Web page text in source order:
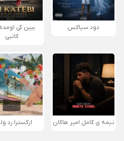
دود سیاکس
ببین کی
کاتبی
نیمه ی کامل امیر هاکان ارکسترا رد